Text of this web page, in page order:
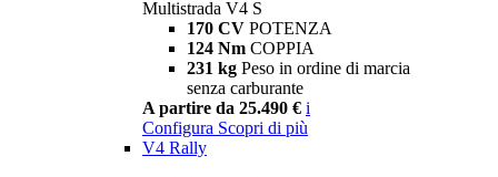
Multistrada V4 S
170 CV POTENZA
124 Nm COPPIA
231 kg Peso in ordine di marcia
senza carburante
A partire da 25.490 € i
Configura Scopri di più
V4 Rally